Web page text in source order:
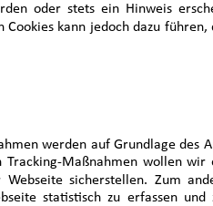
oder stets ein Hinweis
kann jedoch dazu führen,
werden auf Grundlage des
Tracking-Maßnahmen wollen wir
sicherstellen. Zum
statistisch zu erfassen und